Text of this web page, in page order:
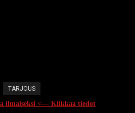
TARJOUS
ilmaiseksi <--- Klikkaa tiedot